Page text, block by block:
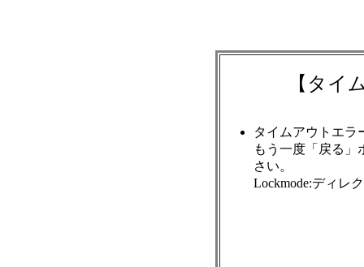
【タイ
タイムアウトエラ
もう一度「戻る」
さい。
Lockmode:ディレ